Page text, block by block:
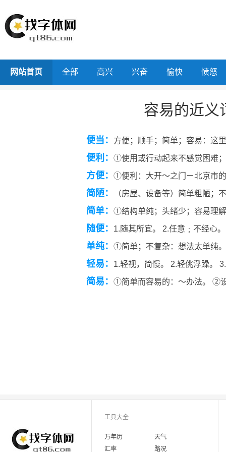
网站首页 全部 高兴 兴奋 愉快 愤怒
容易的近义
便当： 方便；顺手；简单；容易：这
便利： ①使用或行动起来不感觉困难
方便： ①便利：大开～之门ㄧ北京市
简陋： （房屋、设备等）简单粗陋；
简单： ①结构单纯；头绪少；容易理
随便： 1.随其所宜。 2.任意﹔不经心
单纯： ①简单；不复杂：想法太单纯
轻易： 1.轻视，简慢。 2.轻佻浮躁。
简易： ①简单而容易的：～办法。 ②
工具大全
万年历
天气
汇率
路况